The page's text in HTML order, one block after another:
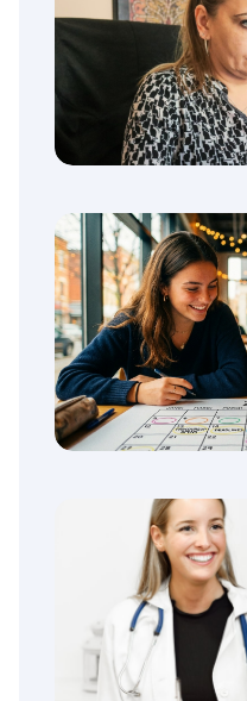
Quelles notes
prépa (MPSI,
Parcoursup : Ce
recommandent
vacances
Quelles sont les
calendrier